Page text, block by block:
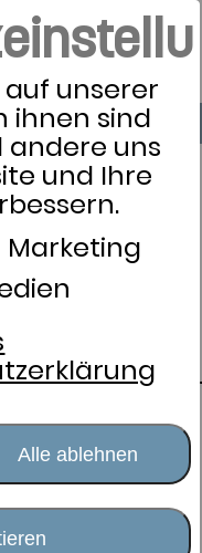
auf unserer
ihnen sind
andere uns
und Ihre
Marketing
Alle ablehnen